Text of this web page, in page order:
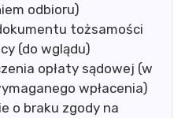
odbioru)
tożsamości
(do wglądu)
opłaty sądowej (w
wpłacenia)
o braku zgody na